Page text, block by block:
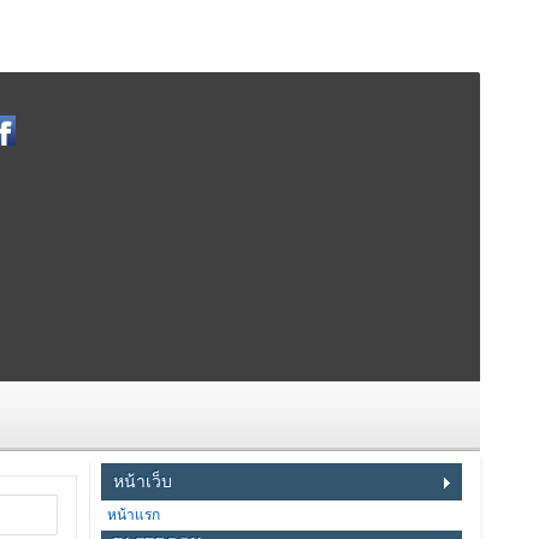
หน้าเว็บ
หน้าแรก